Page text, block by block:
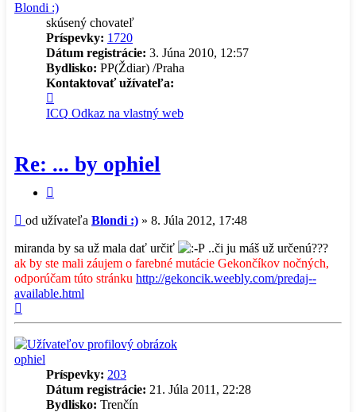
Blondi :)
skúsený chovateľ
Príspevky: 1720
Dátum registrácie: 3. Júna 2010, 12:57
Bydlisko: PP(Ždiar) /Praha
Kontaktovať užívateľa:
informácie
Blondi
:)
ICQ Odkaz na vlastný web
Re: ... by ophiel
Príspevok
od užívateľa Blondi :) » 8. Júla 2012, 17:48
miranda by sa už mala dať určiť
..či ju máš už určenú???
ak by ste mali záujem o farebné mutácie Gekončíkov nočných,
odporúčam túto stránku http://gekoncik.weebly.com/predaj--
available.html
ophiel
Príspevky: 203
Dátum registrácie: 21. Júla 2011, 22:28
Bydlisko: Trenčín